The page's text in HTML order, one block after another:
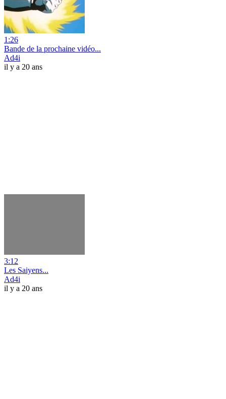
1:26
Bande de la prochaine vidéo...
Ad4i
il y a 20 ans
3:12
Les Saiyens...
Ad4i
il y a 20 ans